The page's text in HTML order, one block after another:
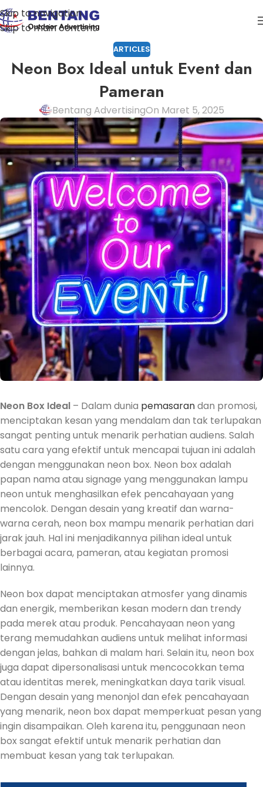
Skip to navigation
Skip to main content
ARTICLES
Neon Box Ideal untuk Event dan
Pameran
Bentang AdvertisingOn Maret 5, 2025
Neon Box Ideal – Dalam dunia pemasarandan promosi,
menciptakan kesan yang mendalam dan tak terlupakan
sangat penting untuk menarik perhatian audiens. Salah
satu cara yang efektif untuk mencapai tujuan ini adalah
dengan menggunakan neon box. Neon box adalah
papan nama atau signage yang menggunakan lampu
neon untuk menghasilkan efek pencahayaan yang
mencolok. Dengan desain yang kreatif dan warna-
warna cerah, neon box mampu menarik perhatian dari
jarak jauh. Hal ini menjadikannya pilihan ideal untuk
berbagai acara, pameran, atau kegiatan promosi
lainnya.
Neon box dapat menciptakan atmosfer yang dinamis
dan energik, memberikan kesan modern dan trendy
pada merek atau produk. Pencahayaan neon yang
terang memudahkan audiens untuk melihat informasi
dengan jelas, bahkan di malam hari. Selain itu, neon box
juga dapat dipersonalisasi untuk mencocokkan tema
atau identitas merek, meningkatkan daya tarik visual.
Dengan desain yang menonjol dan efek pencahayaan
yang menarik, neon box dapat memperkuat pesan yang
ingin disampaikan. Oleh karena itu, penggunaan neon
box sangat efektif untuk menarik perhatian dan
membuat kesan yang tak terlupakan.